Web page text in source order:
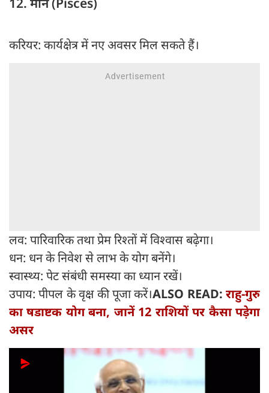
करियर: कार्यक्षेत्र में नए अवसर मिल सकते हैं।
लव: पारिवारिक तथा प्रेम रिश्तों में विश्वास बढ़ेगा।
धन: धन के निवेश से लाभ के योग बनेंगे।
स्वास्थ्य: पेट संबंधी समस्या का ध्यान रखें।
उपाय: पीपल के वृक्ष की पूजा करें।ALSO READ: राहु-गुरु
का षडाष्टक योग बना, जानें 12 राशियों पर कैसा पड़ेगा
असर